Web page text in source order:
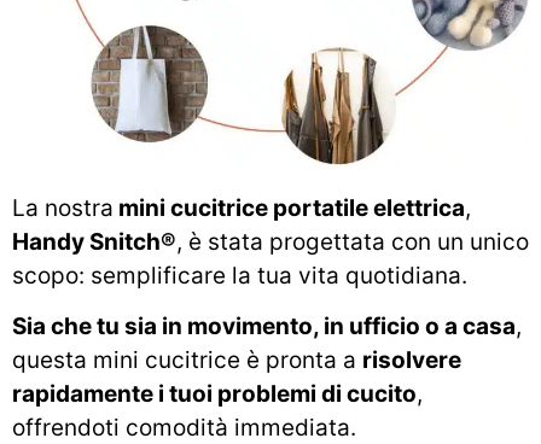
La nostra mini cucitrice portatile elettrica,
Handy Snitch®, è stata progettata con un unico
scopo: semplificare la tua vita quotidiana.
Sia che tu sia in movimento, in ufficio o a casa,
questa mini cucitrice è pronta a risolvere
rapidamente i tuoi problemi di cucito,
offrendoti comodità immediata.